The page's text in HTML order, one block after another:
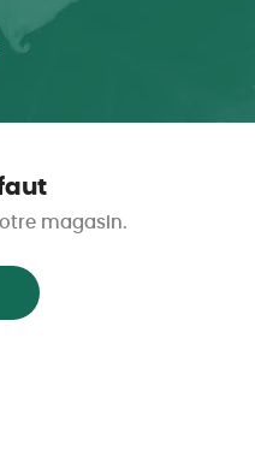
magasin.